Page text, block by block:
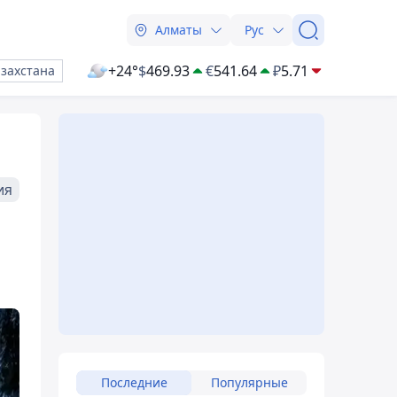
Алматы Рус
+24°$469.93 €541.64 ₽5.71
Последние Популярные